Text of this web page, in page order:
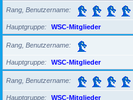
Rang, Benutzername
Hauptgruppe WSC-Mitglieder
Rang, Benutzername
Hauptgruppe WSC-Mitglieder
Rang, Benutzername
Hauptgruppe WSC-Mitglieder